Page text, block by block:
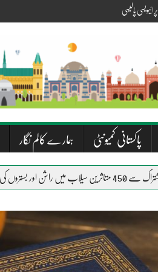
پرائیویسی پالیسی
پاکستانی کمیونٹی ہمارے کالم نگار